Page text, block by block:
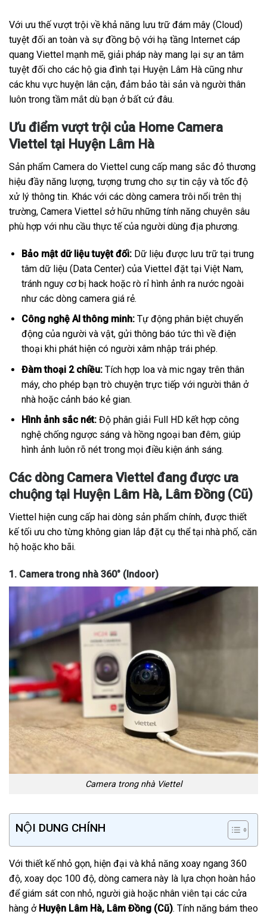
Với ưu thế vượt trội về khả năng lưu trữ đám mây (Cloud)
tuyệt đối an toàn và sự đồng bộ với hạ tầng Internet cáp
quang Viettel mạnh mẽ, giải pháp này mang lại sự an tâm
tuyệt đối cho các hộ gia đình tại Huyện Lâm Hà cũng như
các khu vực huyện lân cận, đảm bảo tài sản và người thân
luôn trong tầm mắt dù bạn ở bất cứ đâu.
Ưu điểm vượt trội của Home Camera
Viettel tại Huyện Lâm Hà
Sản phẩm Camera do Viettel cung cấp mang sắc đỏ thương
hiệu đầy năng lượng, tượng trưng cho sự tin cậy và tốc độ
xử lý thông tin. Khác với các dòng camera trôi nổi trên thị
trường, Camera Viettel sở hữu những tính năng chuyên sâu
phù hợp với nhu cầu thực tế của người dùng địa phương.
Bảo mật dữ liệu tuyệt đối:Dữ liệu được lưu trữ tại trung
tâm dữ liệu (Data Center) của Viettel đặt tại Việt Nam,
tránh nguy cơ bị hack hoặc rò rỉ hình ảnh ra nước ngoài
như các dòng camera giá rẻ.
Công nghệ AI thông minh:Tự động phân biệt chuyển
động của người và vật, gửi thông báo tức thì về điện
thoại khi phát hiện có người xâm nhập trái phép.
Đàm thoại 2 chiều:Tích hợp loa và mic ngay trên thân
máy, cho phép bạn trò chuyện trực tiếp với người thân ở
nhà hoặc cảnh báo kẻ gian.
Hình ảnh sắc nét:Độ phân giải Full HD kết hợp công
nghệ chống ngược sáng và hồng ngoại ban đêm, giúp
hình ảnh luôn rõ nét trong mọi điều kiện ánh sáng.
Các dòng Camera Viettel đang được ưa
chuộng tại Huyện Lâm Hà, Lâm Đồng (Cũ)
Viettel hiện cung cấp hai dòng sản phẩm chính, được thiết
kế tối ưu cho từng không gian lắp đặt cụ thể tại nhà phố, căn
hộ hoặc kho bãi.
1. Camera trong nhà 360° (Indoor)
Camera trong nhà Viettel
NỘI DUNG CHÍNH
Với thiết kế nhỏ gọn, hiện đại và khả năng xoay ngang 360
độ, xoay dọc 100 độ, dòng camera này là lựa chọn hoàn hảo
để giám sát con nhỏ, người già hoặc nhân viên tại các cửa
hàng ở Huyện Lâm Hà, Lâm Đồng (Cũ). Tính năng bám theo